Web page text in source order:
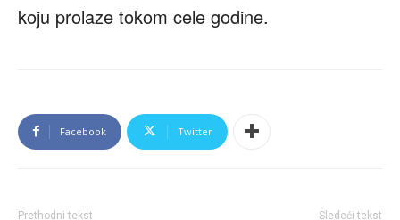
koju prolaze tokom cele godine.
Facebook Twitter
Prethodni tekst Sledeći tekst